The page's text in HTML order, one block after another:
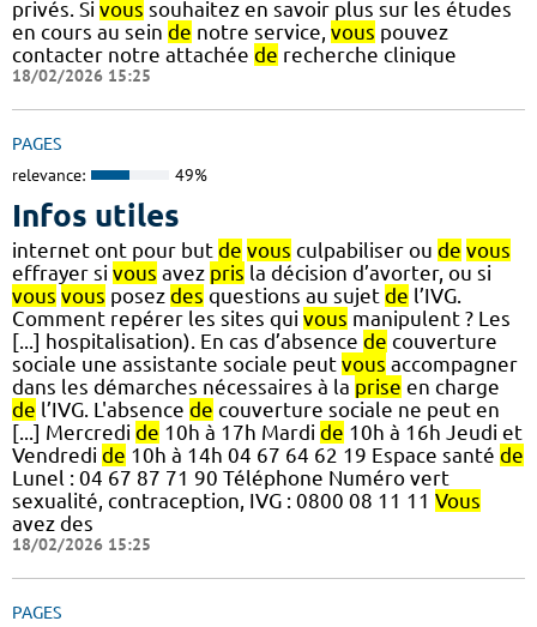
privés. Si vous souhaitez en savoir plus sur les études
en cours au sein de notre service, vous pouvez
contacter notre attachée de recherche clinique
18/02/2026 15:25
PAGES
relevance: 49%
Infos utiles
internet ont pour but de vous culpabiliser ou de vous
effrayer si vous avez pris la décision d’avorter, ou si
vous vous posez des questions au sujet de l’IVG.
Comment repérer les sites qui vous manipulent ? Les
[...] hospitalisation). En cas d’absence de couverture
sociale une assistante sociale peut vous accompagner
dans les démarches nécessaires à la prise en charge
de l’IVG. L'absence de couverture sociale ne peut en
[...] Mercredi de 10h à 17h Mardi de 10h à 16h Jeudi et
Vendredi de 10h à 14h 04 67 64 62 19 Espace santé de
Lunel : 04 67 87 71 90 Téléphone Numéro vert
sexualité, contraception, IVG : 0800 08 11 11 Vous
avez des
18/02/2026 15:25
PAGES